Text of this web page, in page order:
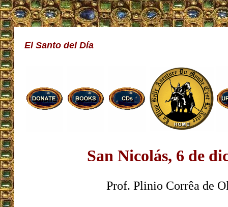
El Santo del Día
San Nicolás, 6 de
Prof. Plinio Corrêa de